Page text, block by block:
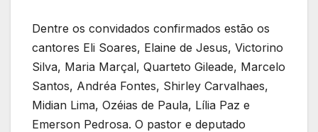
Dentre os convidados confirmados estão os
cantores Eli Soares, Elaine de Jesus, Victorino
Silva, Maria Marçal, Quarteto Gileade, Marcelo
Santos, Andréa Fontes, Shirley Carvalhaes,
Midian Lima, Ozéias de Paula, Lília Paz e
Emerson Pedrosa. O pastor e deputado